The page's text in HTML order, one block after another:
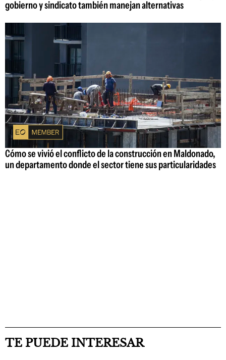
gobierno y sindicato también manejan alternativas
Cómo se vivió el conflicto de la construcción en Maldonado,
un departamento donde el sector tiene sus particularidades
TE PUEDE INTERESAR